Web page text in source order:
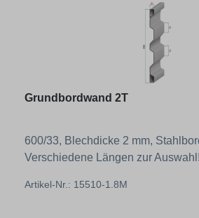
Grundbordwand 2T
600/33, Blechdicke 2 mm,
Verschiedene Längen zur Auswahl!
Artikel-Nr.: 15510-1.8M